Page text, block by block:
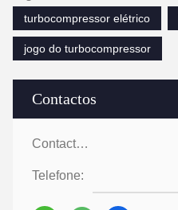
Contactos
Contactos:
Telefone:
turbocompressor elétrico
jogo do turbocompressor